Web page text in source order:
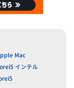
Mac
インテル